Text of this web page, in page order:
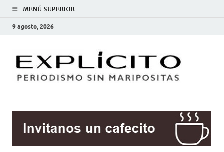
MENÚ SUPERIOR
9 agosto, 2026